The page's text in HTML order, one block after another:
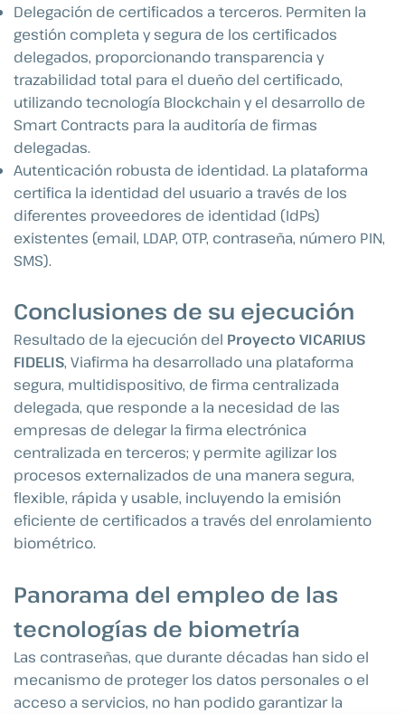
Delegación de certificados a terceros. Permiten la
gestión completa y segura de los certificados
delegados, proporcionando transparencia y
trazabilidad total para el dueño del certificado,
utilizando tecnología Blockchain y el desarrollo de
Smart Contracts para la auditoría de firmas
delegadas.
Autenticación robusta de identidad. La plataforma
certifica la identidad del usuario a través de los
diferentes proveedores de identidad (IdPs)
existentes (email, LDAP, OTP, contraseña, número PIN,
SMS).
Conclusiones de su ejecución
Resultado de la ejecución del Proyecto VICARIUS
FIDELIS, Viafirma ha desarrollado una plataforma
segura, multidispositivo, de firma centralizada
delegada, que responde a la necesidad de las
empresas de delegar la firma electrónica
centralizada en terceros; y permite agilizar los
procesos externalizados de una manera segura,
flexible, rápida y usable, incluyendo la emisión
eficiente de certificados a través del enrolamiento
biométrico.
Panorama del empleo de las
tecnologías de biometría
Las contraseñas, que durante décadas han sido el
mecanismo de proteger los datos personales o el
acceso a servicios, no han podido garantizar la